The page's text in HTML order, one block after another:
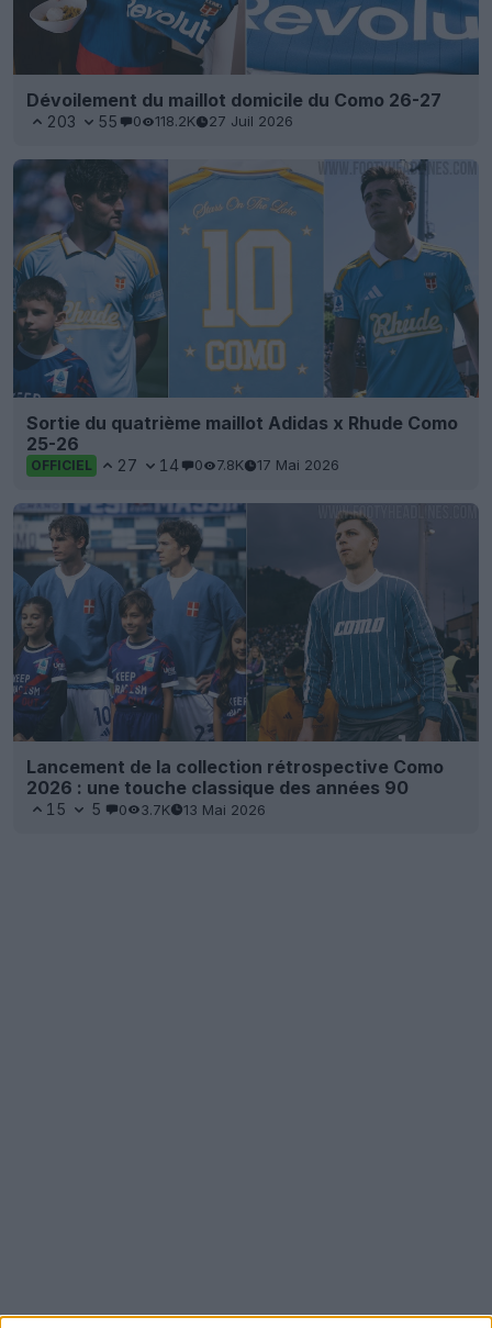
Dévoilement du maillot domicile du Como 26-27
203 55 0 118.2K 27 Juil 2026
Sortie du quatrième maillot Adidas x Rhude Como
25-26
OFFICIEL 27 14 0 7.8K 17 Mai 2026
Lancement de la collection rétrospective Como
2026 : une touche classique des années 90
15 5 0 3.7K 13 Mai 2026